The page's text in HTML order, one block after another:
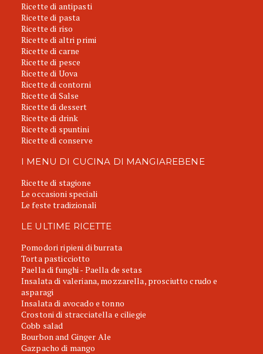
Ricette di antipasti
Ricette di pasta
Ricette di riso
Ricette di altri primi
Ricette di carne
Ricette di pesce
Ricette di Uova
Ricette di contorni
Ricette di Salse
Ricette di dessert
Ricette di drink
Ricette di spuntini
Ricette di conserve
I MENU DI CUCINA DI MANGIAREBENE
Ricette di stagione
Le occasioni speciali
Le feste tradizionali
LE ULTIME RICETTE
Pomodori ripieni di burrata
Torta pasticciotto
Paella di funghi - Paella de setas
Insalata di valeriana, mozzarella, prosciutto crudo e
asparagi
Insalata di avocado e tonno
Crostoni di stracciatella e ciliegie
Cobb salad
Bourbon and Ginger Ale
Gazpacho di mango